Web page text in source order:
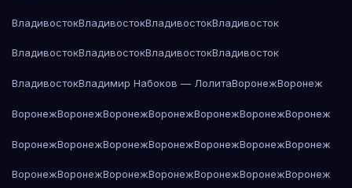
ВладивостокВладивостокВладивостокВладивосток
ВладивостокВладивостокВладивостокВладивосток
ВладивостокВладимир Набоков — ЛолитаВоронежВоронеж
ВоронежВоронежВоронежВоронежВоронежВоронежВоронеж
ВоронежВоронежВоронежВоронежВоронежВоронежВоронеж
ВоронежВоронежВоронежВоронежВоронежВоронежВоронеж